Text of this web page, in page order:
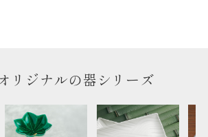
リジナルの器シリーズ